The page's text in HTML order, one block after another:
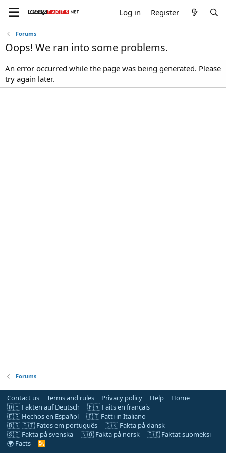
Log in Register
Forums
Oops! We ran into some problems.
An error occurred while the page was being generated. Please
try again later.
Forums
Contact us Terms and rules Privacy policy Help
Home
🇩🇪 Fakten auf Deutsch
🇫🇷 Faits en français
🇪🇸 Hechos en Español
🇮🇹 Fatti in Italiano
🇧🇷 🇵🇹 Fatos em português
🇩🇰 Fakta på dansk
🇸🇪 Fakta på svenska
🇳🇴 Fakta på norsk
🇫🇮 Faktat suomeksi
🌍 Facts
R